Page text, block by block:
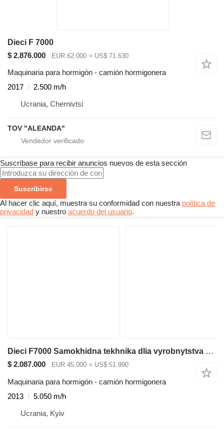
Dieci F 7000
$ 2.876.000
EUR 62.000 ≈ US$ 71.630
Maquinaria para hormigón - camión hormigonera
2017
2.500 m/h
Ucrania, Chernivtsi
TOV "ALEANDA"
Suscríbase para recibir anuncios nuevos de esta sección
Suscribirse
Al hacer clic aquí, muestra su conformidad con nuestra política de
privacidad y nuestro acuerdo del usuario.
Dieci F7000 Samokhidna tekhnika dlia vyrobnytstva sertyfikovanoho betonu
$ 2.087.000 EUR 45.000 ≈ US$ 51.990
Maquinaria para hormigón - camión hormigonera
2013
5.050 m/h
Ucrania, Kyiv